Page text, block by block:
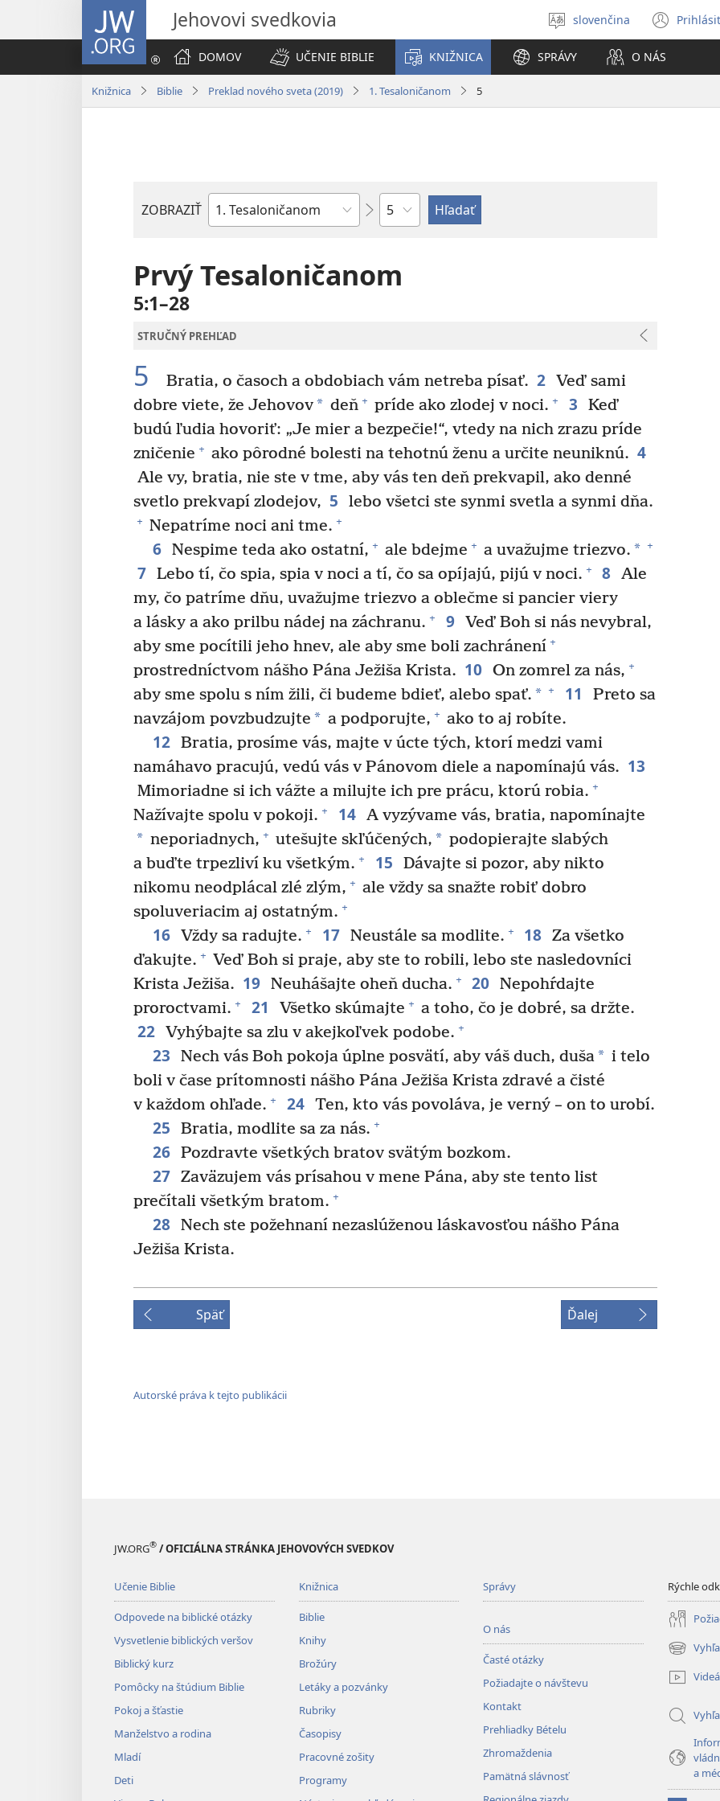
JW.ORG Jehovovi svedkovia
Výber
jazyka
slovenčina
nové
DOMOV
UČENIE BIBLIE KNIŽNICA SPRÁVY O NÁS
Knižnica Biblie Preklad nového sveta (2019) 1. Tesaloničanom 5
ZOBRAZIŤ
Biblická
Kapitola
Prvý Tesaloničanom
5:1–28
STRUČNÝ PREHĽAD
5 Bratia, o časoch a obdobiach vám netreba písať. 2 Veď sami
dobre viete, že Jehovov* deň + príde ako zlodej v noci. + 3
Keď
budú ľudia hovoriť: „Je mier a bezpečie!“, vtedy na nich zrazu príde
zničenie + ako pôrodné bolesti na tehotnú ženu a určite neuniknú. 4
Ale vy, bratia, nie ste v tme, aby vás ten deň prekvapil, ako denné
svetlo prekvapí zlodejov, 5 lebo všetci ste synmi svetla a synmi dňa.
+ Nepatríme noci ani tme. +
6 Nespime teda ako ostatní, + ale bdejme + a uvažujme triezvo. * +
7 Lebo tí, čo spia, spia v noci a tí, čo sa opíjajú, pijú v noci. + 8 Ale
my, čo patríme dňu, uvažujme triezvo a oblečme si pancier viery
a lásky a ako prilbu nádej na záchranu. + 9 Veď Boh si nás nevybral,
aby sme pocítili jeho hnev, ale aby sme boli zachránení +
prostredníctvom nášho Pána Ježiša Krista. 10 On zomrel za nás, +
aby sme spolu s ním žili, či budeme bdieť, alebo spať. * + 11
Preto sa
navzájom povzbudzujte * a podporujte, + ako to aj robíte.
12 Bratia, prosíme vás, majte v úcte tých, ktorí medzi vami
namáhavo pracujú, vedú vás v Pánovom diele a napomínajú vás. 13
Mimoriadne si ich vážte a milujte ich pre prácu, ktorú robia. +
Nažívajte spolu v pokoji. + 14 A vyzývame vás, bratia, napomínajte
* neporiadnych, + utešujte skľúčených, * podopierajte slabých
a buďte trpezliví ku všetkým. + 15
Dávajte si pozor, aby nikto
nikomu neodplácal zlé zlým, + ale vždy sa snažte robiť dobro
spoluveriacim aj ostatným. +
16 Vždy sa radujte. + 17 Neustále sa modlite. + 18 Za všetko
ďakujte. + Veď Boh si praje, aby ste to robili, lebo ste nasledovníci
Krista Ježiša. 19 Neuhášajte oheň ducha. + 20 Nepohŕdajte
proroctvami. + 21 Všetko skúmajte + a toho, čo je dobré, sa držte.
22 Vyhýbajte sa zlu v akejkoľvek podobe. +
23 Nech vás Boh pokoja úplne posvätí, aby váš duch, duša* i telo
boli v čase prítomnosti nášho Pána Ježiša Krista zdravé a čisté
v každom ohľade. + 24 Ten, kto vás povoláva, je verný – on to urobí.
25 Bratia, modlite sa za nás. +
26 Pozdravte všetkých bratov svätým bozkom.
27 Zaväzujem vás prísahou v mene Pána, aby ste tento list
prečítali všetkým bratom. +
28 Nech ste požehnaní nezaslúženou láskavosťou nášho Pána
Ježiša Krista.
Späť Ďalej
Autorské práva k tejto publikácii
JW.ORG® / OFICIÁLNA STRÁNKA JEHOVOVÝCH SVEDKOV
Učenie Biblie
Odpovede na biblické otázky
Vysvetlenie biblických veršov
Biblický kurz
Pomôcky na štúdium Biblie
Pokoj a šťastie
Manželstvo a rodina
Mladí
Deti
Knižnica
Biblie
Knihy
Brožúry
Letáky a pozvánky
Rubriky
Časopisy
Pracovné zošity
Programy
Správy
O nás
Časté otázky
Požiadajte o návštevu
Kontakt
Prehliadky Bételu
Zhromaždenia
Pamätná slávnosť
Rýchle
(otvorí
nové
okno)
Videá
a